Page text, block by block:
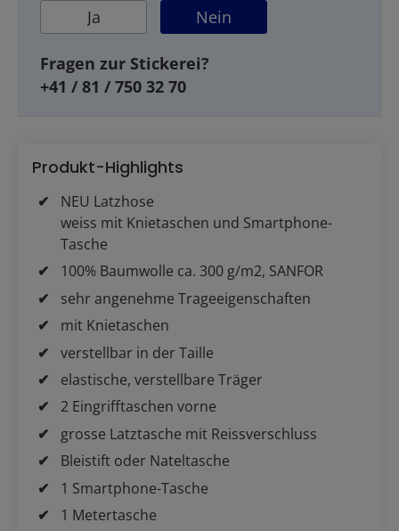
Ja Nein
Fragen zur Stickerei?
+41 / 81 / 750 32 70
Produkt-Highlights
NEU Latzhose
weiss mit Knietaschen und Smartphone-
Tasche
100% Baumwolle ca. 300 g/m2, SANFOR
sehr angenehme Trageeigenschaften
mit Knietaschen
verstellbar in der Taille
elastische, verstellbare Träger
2 Eingrifftaschen vorne
grosse Latztasche mit Reissverschluss
Bleistift oder Nateltasche
1 Smartphone-Tasche
1 Metertasche